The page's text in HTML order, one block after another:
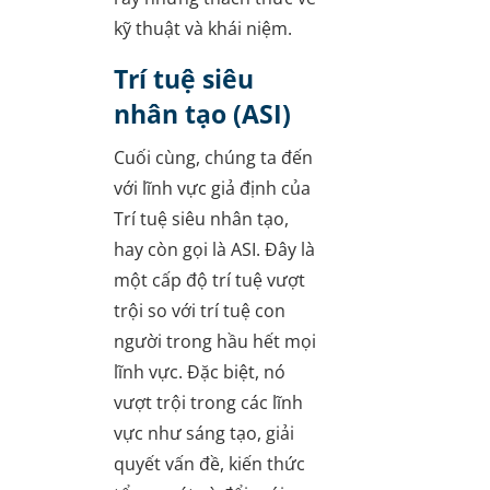
kỹ thuật và khái niệm.
Trí tuệ siêu
nhân tạo (ASI)
Cuối cùng, chúng ta đến
với lĩnh vực giả định của
Trí tuệ siêu nhân tạo,
hay còn gọi là ASI. Đây là
một cấp độ trí tuệ vượt
trội so với trí tuệ con
người trong hầu hết mọi
lĩnh vực. Đặc biệt, nó
vượt trội trong các lĩnh
vực như sáng tạo, giải
quyết vấn đề, kiến thức